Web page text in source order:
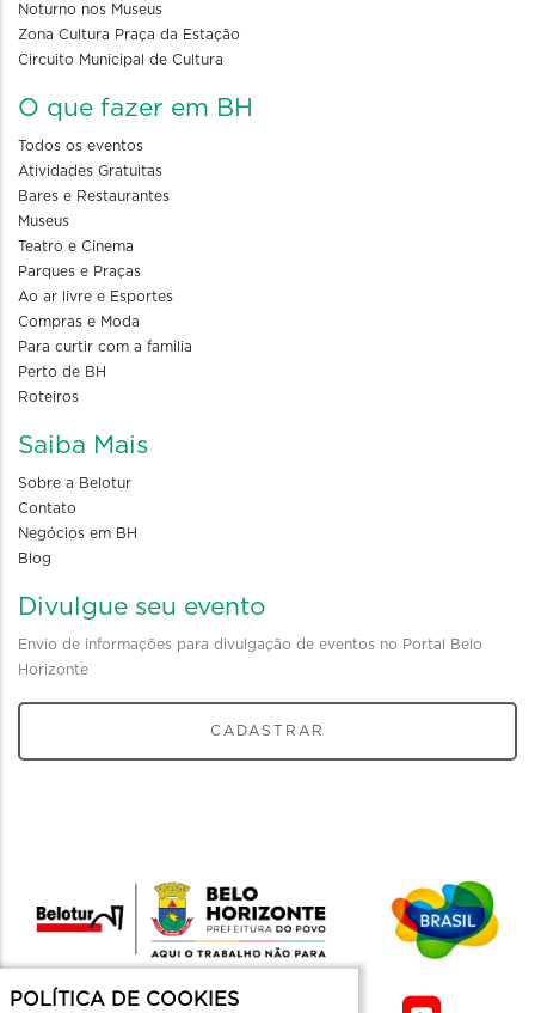
Noturno nos Museus
Zona Cultura Praça da Estação
Circuito Municipal de Cultura
O que fazer em BH
Todos os eventos
Atividades Gratuitas
Bares e Restaurantes
Museus
Teatro e Cinema
Parques e Praças
Ao ar livre e Esportes
Compras e Moda
Para curtir com a familia
Perto de BH
Roteiros
Saiba Mais
Sobre a Belotur
Contato
Negócios em BH
Blog
Divulgue seu evento
Envio de informações para divulgação de eventos no Portal Belo
Horizonte
CADASTRAR
POLÍTICA DE COOKIES